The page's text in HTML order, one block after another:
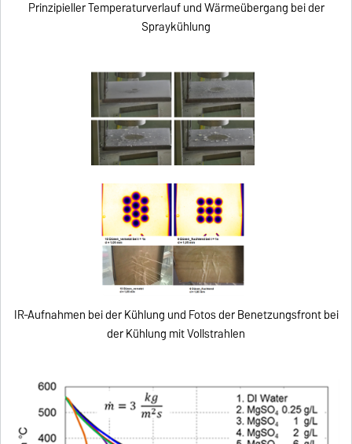
Prinzipieller Temperaturverlauf und Wärmeübergang bei der
Spraykühlung
IR-Aufnahmen bei der Kühlung und Fotos der Benetzungsfront bei
der Kühlung mit Vollstrahlen